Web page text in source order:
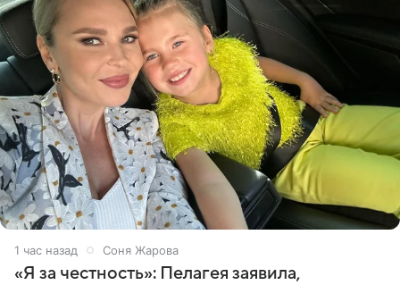
1 час назад Соня Жарова
«Я за честность»: Пелагея заявила,